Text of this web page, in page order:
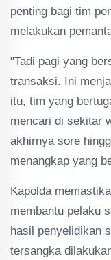
penting bagi tim
melakukan
"Tadi pagi yang
transaksi. Ini
itu, tim yang
mencari di sekitar
akhirnya sore
menangkap yang
Kapolda
membantu pelaku
hasil penyelidikan
tersangka